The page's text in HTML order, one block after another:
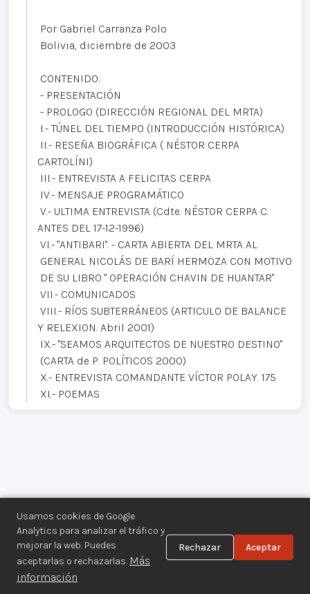
Usamos cookies de Google
Analytics para analizar el tráfico y
mejorar la web. Puedes
aceptarlas o rechazarlas. Más
información
Rechazar Aceptar
Por Gabriel Carranza Polo
Bolivia, diciembre de 2003
CONTENIDO:
- PRESENTACIÓN
- PROLOGO (DIRECCIÓN REGIONAL DEL MRTA)
I.- TÚNEL DEL TIEMPO (INTRODUCCIÓN HISTÓRICA)
II.- RESEÑA BIOGRÁFICA ( NÉSTOR CERPA
CARTOLÍNI)
III.- ENTREVISTA A FELICITAS CERPA
IV.- MENSAJE PROGRAMÁTICO
V.- ULTIMA ENTREVISTA (Cdte. NÉSTOR CERPA C.
ANTES DEL 17-12-1996)
VI.- "ANTIBARI". - CARTA ABIERTA DEL MRTA AL
GENERAL NICOLÁS DE BARÍ HERMOZA CON MOTIVO
DE SU LIBRO " OPERACIÓN CHAVIN DE HUANTAR"
VII.- COMUNICADOS
VIII.- RÍOS SUBTERRÁNEOS (ARTICULO DE BALANCE
Y RELEXION. Abril 2001)
IX.- "SEAMOS ARQUITECTOS DE NUESTRO DESTINO"
(CARTA de P. POLÍTICOS 2000)
X.- ENTREVISTA COMANDANTE VÍCTOR POLAY. 175
XI.- POEMAS
Centro de Documentación de los
Movimientos Armados©
Aviso legal·Privacidad